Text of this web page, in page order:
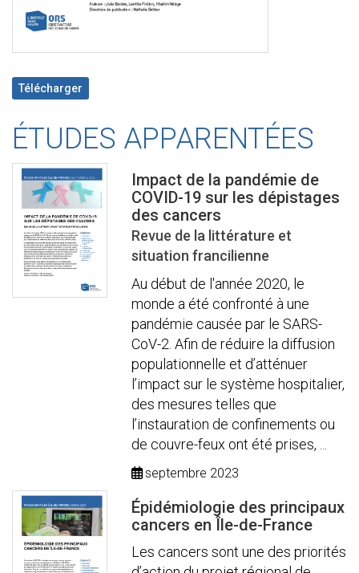
Télécharger
ÉTUDES APPARENTÉES
Impact de la pandémie de
COVID-19 sur les dépistages
des cancers
Revue de la littérature et
situation francilienne
Au début de l'année 2020, le
monde a été confronté à une
pandémie causée par le SARS-
CoV-2. Afin de réduire la diffusion
populationnelle et d’atténuer
l’impact sur le système hospitalier,
des mesures telles que
l’instauration de confinements ou
de couvre-feux ont été prises, ...
septembre 2023
Épidémiologie des principaux
cancers en Île-de-France
Les cancers sont une des priorités